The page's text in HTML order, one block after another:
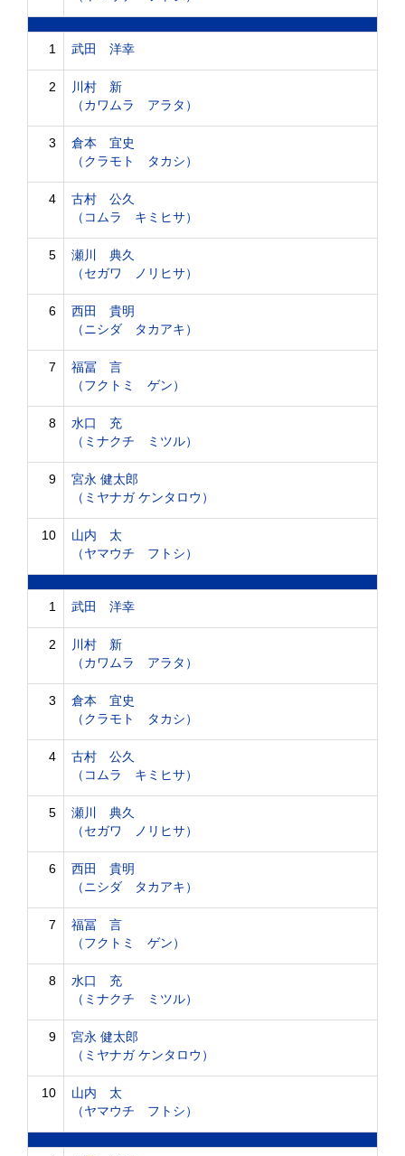
1 武田 洋幸
2
川村 新
（カワムラ アラタ）
3
倉本 宜史
（クラモト タカシ）
4
古村 公久
（コムラ キミヒサ）
5
瀬川 典久
（セガワ ノリヒサ）
6
西田 貴明
（ニシダ タカアキ）
7
福冨 言
（フクトミ ゲン）
8
水口 充
（ミナクチ ミツル）
9
宮永 健太郎
（ミヤナガ ケンタロウ）
10
山内 太
（ヤマウチ フトシ）
1 武田 洋幸
2
川村 新
（カワムラ アラタ）
3
倉本 宜史
（クラモト タカシ）
4
古村 公久
（コムラ キミヒサ）
5
瀬川 典久
（セガワ ノリヒサ）
6
西田 貴明
（ニシダ タカアキ）
7
福冨 言
（フクトミ ゲン）
8
水口 充
（ミナクチ ミツル）
9
宮永 健太郎
（ミヤナガ ケンタロウ）
10
山内 太
（ヤマウチ フトシ）